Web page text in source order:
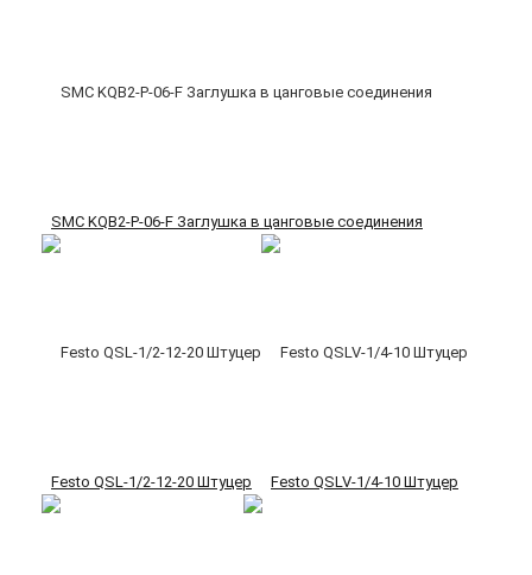
SMC KQB2-P-06-F Заглушка в цанговые соединения
Festo QSL-1/2-12-20 Штуцер Festo QSLV-1/4-10 Штуцер